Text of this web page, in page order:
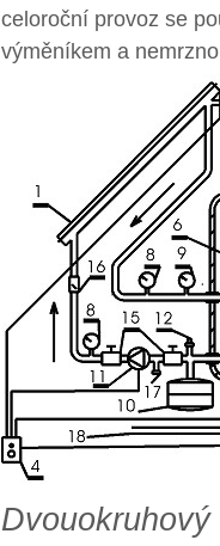
celoroční provoz se
výměníkem a